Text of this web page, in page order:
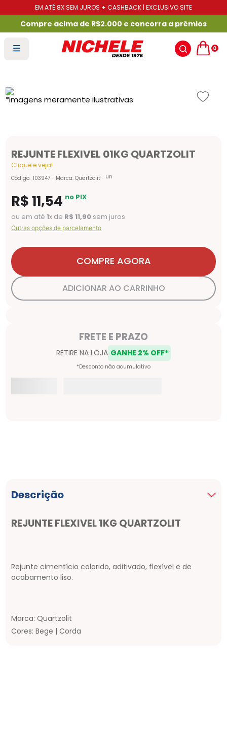
EM ATÉ 8X SEM JUROS + CASHBACK | EXCLUSIVO SITE
Compre acima de R$2.000 e concorra a prêmios
0
REJUNTE FLEXIVEL 01KG QUARTZOLIT
Clique e veja!
Código: 103947 Marca:Quartzolit un
R$11,54 no PIX
ou em até1x de R$ 11,90 sem juros
Outras opções de parcelamento
COMPRE AGORA
ADICIONAR AO CARRINHO
Descrição
REJUNTE FLEXIVEL 1KG QUARTZOLIT
Rejunte cimentício colorido, aditivado, flexível e de
acabamento liso.
Marca: Quartzolit
Cores: Bege | Corda